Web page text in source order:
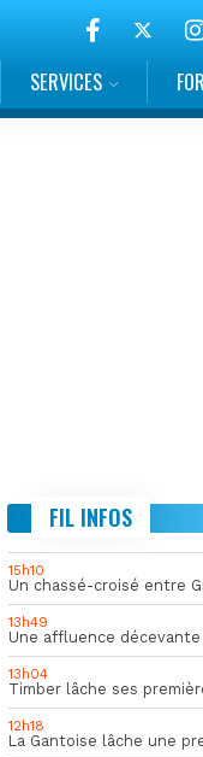
SERVICES
FIL INFOS
15h10
Un chassé-croisé entre
13h49
Une affluence
13h04
Timber lâche ses
12h18